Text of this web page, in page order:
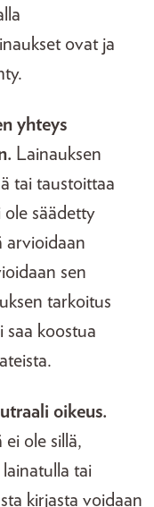
ovat ja
yhteys
Lainauksen
tai taustoittaa
ole säädetty
arvioidaan
sen
tarkoitus
saa koostua
oikeus.
ole sillä,
tai
kirjasta voidaan